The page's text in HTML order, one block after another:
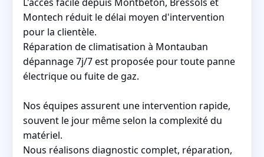
Montech réduit le délai moyen d'intervention
pour la clientèle.
Réparation de climatisation à Montauban
dépannage 7j/7 est proposée pour toute panne
électrique ou fuite de gaz.
Nos équipes assurent une intervention rapide,
souvent le jour même selon la complexité du
matériel.
Nous réalisons diagnostic complet, réparation,